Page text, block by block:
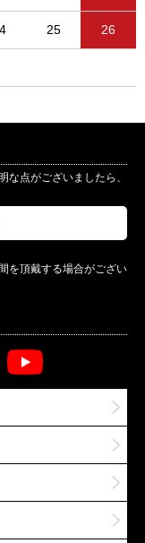
25 26
な点がございましたら、
を頂戴する場合がござい